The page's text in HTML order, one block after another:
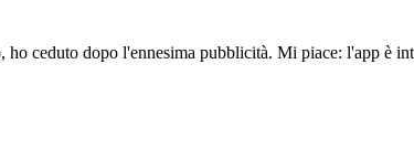
ceduto dopo l'ennesima pubblicità. Mi piace: l'app è